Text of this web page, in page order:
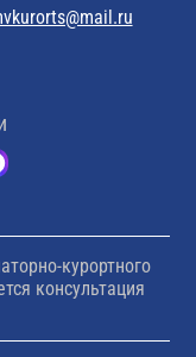
курортного
консультация